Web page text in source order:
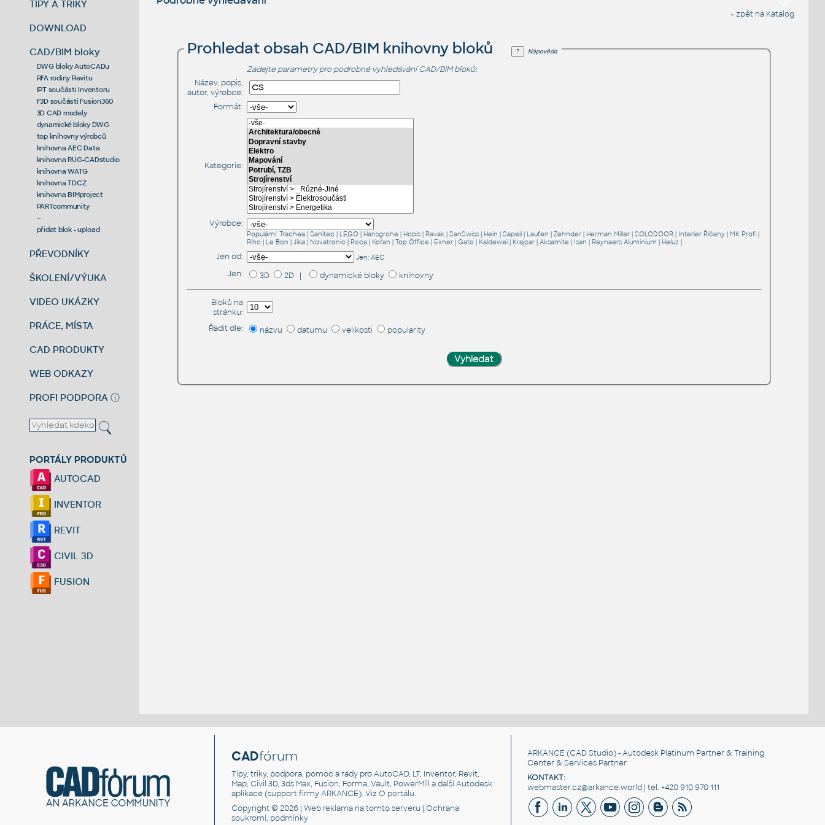
TIPY A TRIKY
DOWNLOAD
CAD/BIM bloky
DWG bloky AutoCADu
RFA rodiny Revitu
IPT součásti Inventoru
F3D součásti Fusion360
3D CAD modely
dynamické bloky DWG
top knihovny výrobců
knihovna AEC Data
knihovna RUG-CADstudio
knihovna WATG
knihovna TDCZ
knihovna BIMproject
PARTcommunity
--
přidat blok - upload
PŘEVODNÍKY
ŠKOLENÍ/VÝUKA
VIDEO UKÁZKY
PRÁCE, MÍSTA
CAD PRODUKTY
WEB ODKAZY
PROFI PODPORA ⓘ
PORTÁLY PRODUKTŮ
AUTOCAD
INVENTOR
REVIT
CIVIL 3D
FUSION
« zpět na Katalog
Prohledat obsah CAD/BIM knihovny bloků Nápověda
Zadejte parametry pro podrobné vyhledávání CAD/BIM bloků:
Název, popis,
autor, výrobce:
Formát:
Kategorie:
Výrobce:
Populární: Trachea| Sanitec | LEGO| Hansgrohe | Hobis| Ravak| SanSwiss| Hein | Sapeli| Laufen | Zehnder| Herman Miller| SOLODOOR| Interier Říčany| MK Profi|
Riho| Le Bon | Jika| Novatronic | Roca| Kořan | Top Office | Exner| Gato| Kaldewei| Krajcar| Aksamite | Isan | Reynaers Aluminium | Heluz |
Jen od: Jen: AEC
Jen: 3D 2D | dynamické bloky knihovny
Bloků na
stránku:
Řadit dle:
názvu datumu velikosti popularity
CADfórum
Tipy, triky, podpora, pomoc a rady pro AutoCAD, LT, Inventor, Revit,
Map, Civil 3D, 3ds Max, Fusion, Forma, Vault, PowerMill a další Autodesk
aplikace (support firmy ARKANCE). VizO portálu.
Copyright © 2026 |Web reklama na tomto serveru |Ochrana
soukromí, podmínky
ARKANCE (CAD Studio) - Autodesk Platinum Partner & Training
Center & Services Partner
KONTAKT:
webmaster.cz@arkance.world | tel. +420 910 970 111